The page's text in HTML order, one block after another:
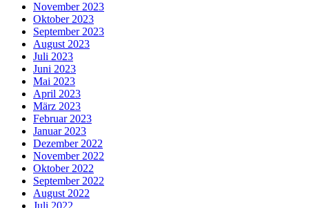
November 2023
Oktober 2023
September 2023
August 2023
Juli 2023
Juni 2023
Mai 2023
April 2023
März 2023
Februar 2023
Januar 2023
Dezember 2022
November 2022
Oktober 2022
September 2022
August 2022